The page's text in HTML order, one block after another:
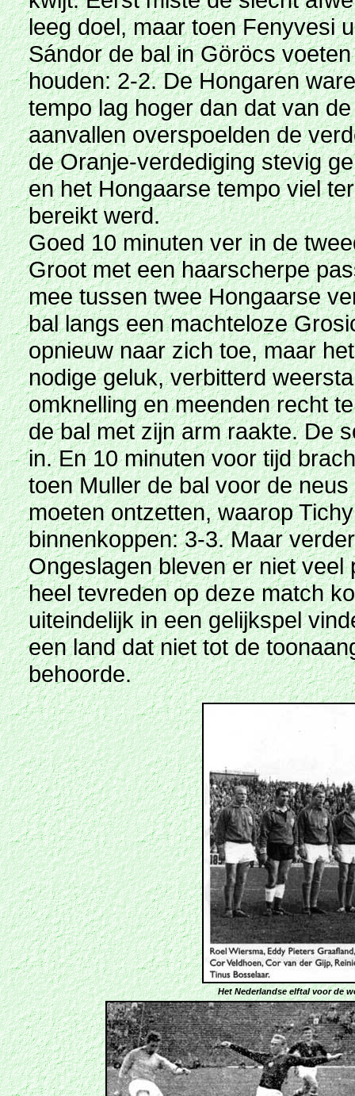
leeg doel, maar toen Fenyvesi
Sándor de bal in Göröcs
houden: 2-2. De Hongaren
tempo lag hoger dan dat van
aanvallen overspoelden de
de Oranje-verdediging stevig
en het Hongaarse tempo viel
bereikt werd.
Goed 10 minuten ver in de
Groot met een haarscherpe
mee tussen twee Hongaarse
bal langs een machteloze
opnieuw naar zich toe, maar
nodige geluk, verbitterd
omknelling en meenden recht
de bal met zijn arm raakte. De
in. En 10 minuten voor tijd
toen Muller de bal voor de
moeten ontzetten, waarop
binnenkoppen: 3-3. Maar
Ongeslagen bleven er niet
heel tevreden op deze match
uiteindelijk in een gelijkspel
een land dat niet tot de
behoorde.
Het Nederlandse elftal voor de